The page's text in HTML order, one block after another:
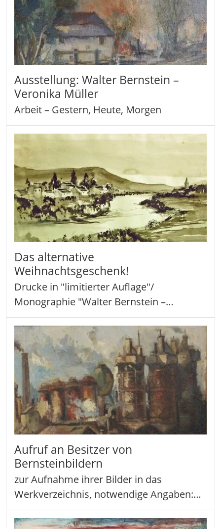
Ausstellung: Walter Bernstein –
Veronika Müller
Arbeit – Gestern, Heute, Morgen
Das alternative
Weihnachtsgeschenk!
Drucke in "limitierter Auflage"/
Monographie "Walter Bernstein –…
Aufruf an Besitzer von
Bernsteinbildern
zur Aufnahme ihrer Bilder in das
Werkverzeichnis, notwendige Angaben:…